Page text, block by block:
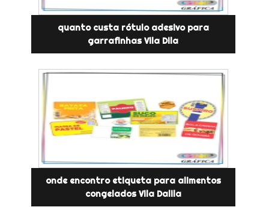
quanto custa rótulo adesivo para
garrafinhas Vila Dila
onde encontro etiqueta para alimentos
congelados Vila Dalila